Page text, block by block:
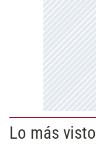
Lo más visto